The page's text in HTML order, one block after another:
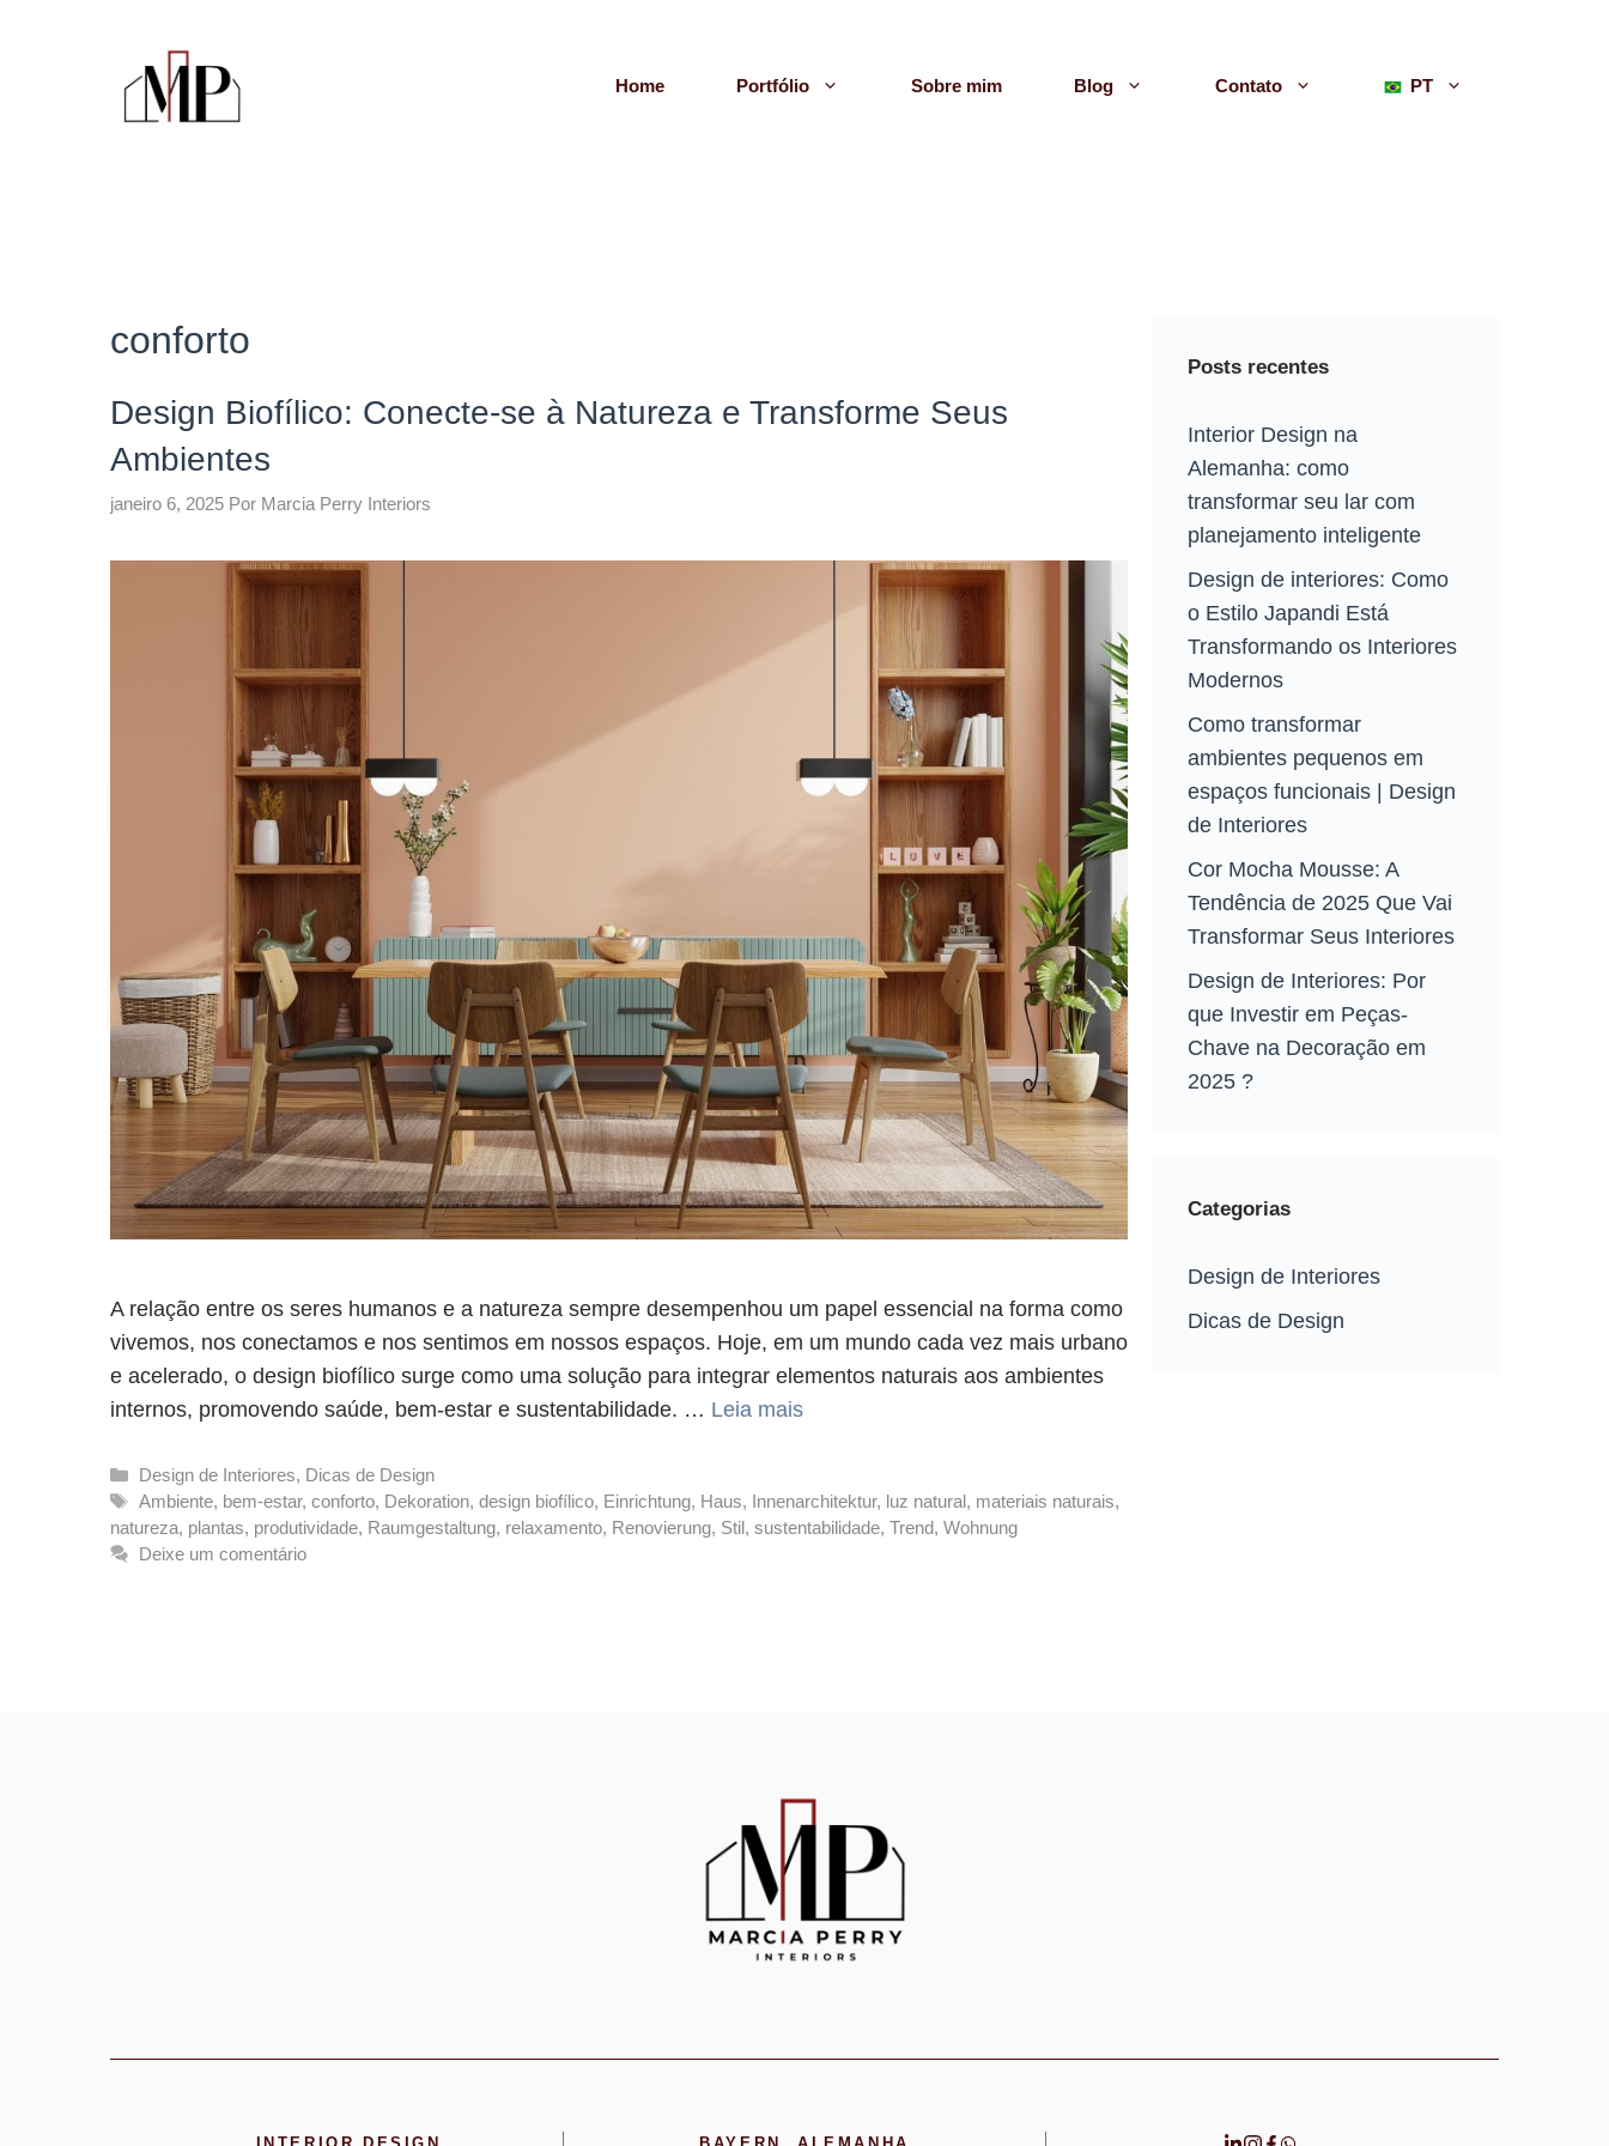
Home Portfólio Sobre mim Blog Contato PT
conforto
Design Biofílico: Conecte-se à Natureza e Transforme Seus
Ambientes
janeiro 6, 2025 Por Marcia Perry Interiors
A relação entre os seres humanos e a natureza sempre desempenhou um papel essencial na forma como
vivemos, nos conectamos e nos sentimos em nossos espaços. Hoje, em um mundo cada vez mais urbano
e acelerado, o design biofílico surge como uma solução para integrar elementos naturais aos ambientes
internos, promovendo saúde, bem-estar e sustentabilidade. … Leia mais
Categorias
Design de Interiores, Dicas de Design
Tags
Ambiente, bem-estar,conforto, Dekoration,design biofílico, Einrichtung, Haus, Innenarchitektur, luz natural, materiais naturais,
natureza, plantas, produtividade, Raumgestaltung, relaxamento, Renovierung, Stil, sustentabilidade, Trend, Wohnung
Deixe um comentário
Posts recentes
Interior Design na
Alemanha: como
transformar seu lar com
planejamento inteligente
Design de interiores: Como
o Estilo Japandi Está
Transformando os Interiores
Modernos
Como transformar
ambientes pequenos em
espaços funcionais | Design
de Interiores
Cor Mocha Mousse: A
Tendência de 2025 Que Vai
Transformar Seus Interiores
Design de Interiores: Por
que Investir em Peças-
Chave na Decoração em
2025 ?
Categorias
Design de Interiores
Dicas de Design